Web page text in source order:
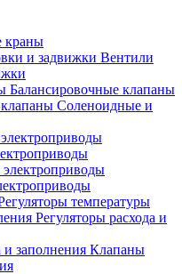
краны
Вентили
Балансировочные клапаны
Соленоидные и
температуры
Регуляторы расхода и
Клапаны